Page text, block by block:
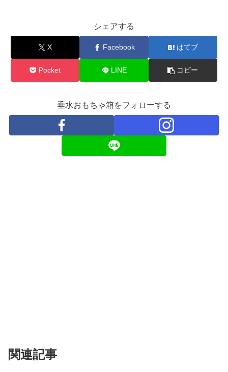
シェアする
X Facebook はてブ
Pocket LINE コピー
垂水おもちゃ箱をフォローする
関連記事